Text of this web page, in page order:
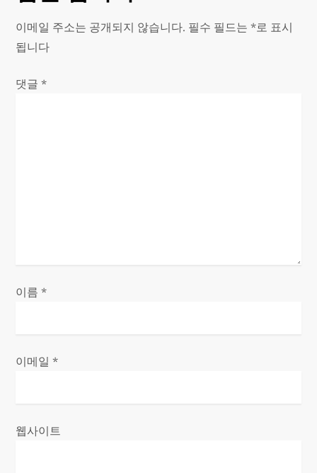
이메일 주소는 공개되지 않습니다. 필수 필드는*로 표시
됩니다
댓글*
이름*
이메일*
웹사이트